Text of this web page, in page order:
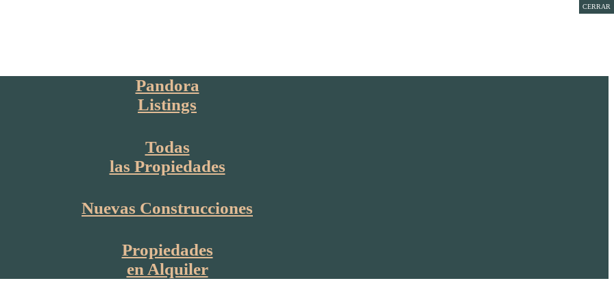
Pandora
Listings
Todas
las Propiedades
Nuevas Construcciones
Propiedades
en Alquiler
CERRAR